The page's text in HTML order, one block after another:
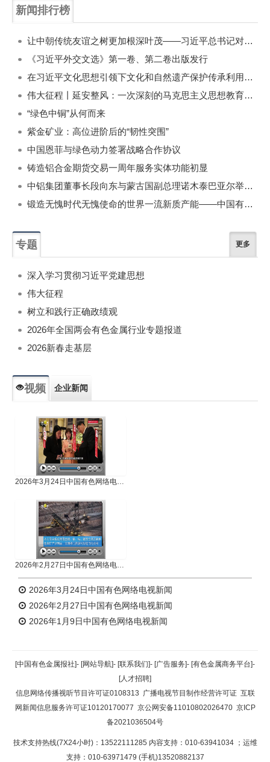
新闻排行榜
让中朝传统友谊之树更加根深叶茂——习近平总书记对朝鲜进行国事访问纪实
《习近平外交文选》第一卷、第二卷出版发行
在习近平文化思想引领下文化和自然遗产保护传承利用工作开创新局面
伟大征程丨延安整风：一次深刻的马克思主义思想教育运动
“绿色中铜”从何而来
紫金矿业：高位进阶后的“韧性突围”
中国恩菲与绿色动力签署战略合作协议
铸造铝合金期货交易一周年服务实体功能初显
中铝集团董事长段向东与蒙古国副总理诺木泰巴亚尔举行会谈
锻造无愧时代无愧使命的世界一流新质产能——中国有色金属工业的战略应对与破局之道（二）
专题 更多
深入学习贯彻习近平党建思想
伟大征程
树立和践行正确政绩观
2026年全国两会有色金属行业专题报道
2026新春走基层
视频 企业新闻
2026年3月24日中国有色网络电视新闻
2026年2月27日中国有色网络电视新闻
2026年3月24日中国有色网络电视新闻
2026年2月27日中国有色网络电视新闻
2026年1月9日中国有色网络电视新闻
[中国有色金属报社]- [网站导航]- [联系我们]- [广告服务]- [有色金属商务平台]-
[人才招聘]
信息网络传播视听节目许可证0108313 广播电视节目制作经营许可证 互联
网新闻信息服务许可证10120170077 京公网安备11010802026470 京ICP
备2021036504号
技术支持热线(7X24小时)：13522111285 内容支持：010-63941034 ；运维
支持：010-63971479 (手机)13520882137